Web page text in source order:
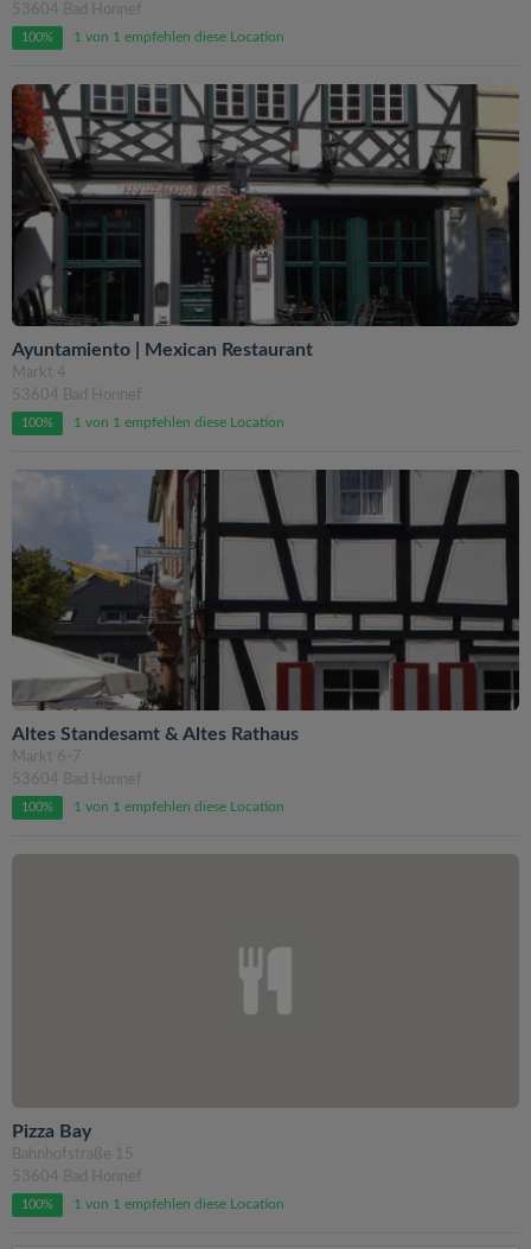
53604 Bad Honnef
100% 1 von 1 empfehlen diese Location
Ayuntamiento | Mexican Restaurant
Markt 4
53604 Bad Honnef
100% 1 von 1 empfehlen diese Location
Altes Standesamt & Altes Rathaus
Markt 6-7
53604 Bad Honnef
100% 1 von 1 empfehlen diese Location
Pizza Bay
Bahnhofstraße 15
53604 Bad Honnef
100% 1 von 1 empfehlen diese Location